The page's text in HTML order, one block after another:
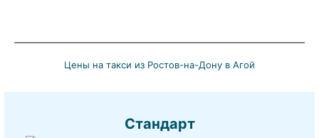
Цены на такси из Ростов-на-Дону в Агой
Стандарт